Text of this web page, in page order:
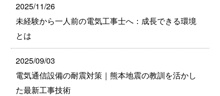
2025/11/26
未経験から一人前の電気工事士へ：成長できる環境
とは
2025/09/03
電気通信設備の耐震対策｜熊本地震の教訓を活かし
た最新工事技術